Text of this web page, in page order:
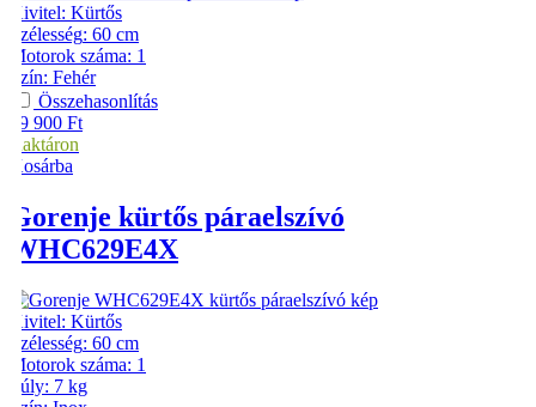
Kivitel: Kürtős
Szélesség: 60 cm
Motorok száma: 1
Szín: Fehér
Összehasonlítás
29 900 Ft
Raktáron
Kosárba
Gorenje kürtős páraelszívó
WHC629E4X
Kivitel: Kürtős
Szélesség: 60 cm
Motorok száma: 1
Súly: 7 kg